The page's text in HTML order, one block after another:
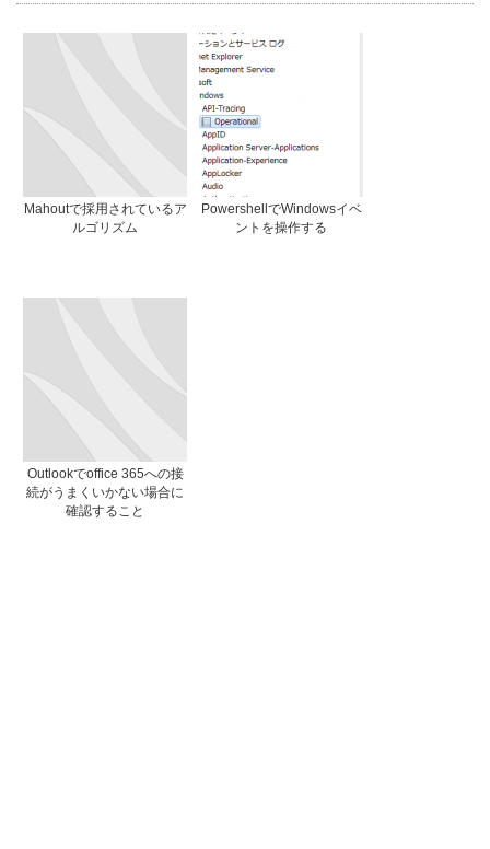
Mahoutで採用されているア
ルゴリズム
PowershellでWindowsイベ
ントを操作する
Outlookでoffice 365への接
続がうまくいかない場合に
確認すること